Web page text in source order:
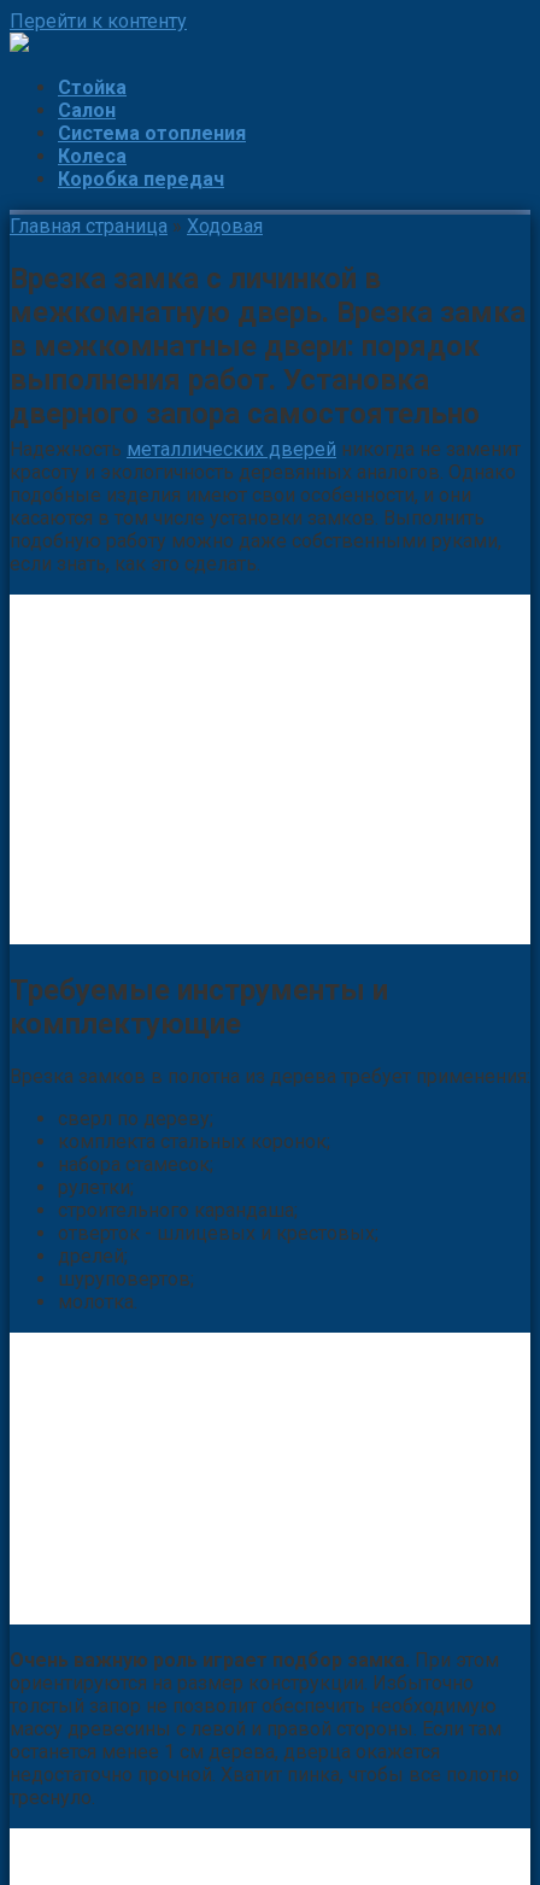
Перейти к контенту
Стойка
Салон
Система отопления
Колеса
Коробка передач
Главная страница » Ходовая
Врезка замка с личинкой в
межкомнатную дверь. Врезка замка
в межкомнатные двери: порядок
выполнения работ. Установка
дверного запора самостоятельно
Надежность металлических дверей никогда не заменит
красоту и экологичность деревянных аналогов. Однако
подобные изделия имеют свои особенности, и они
касаются в том числе установки замков. Выполнить
подобную работу можно даже собственными руками,
если знать, как это сделать.
Требуемые инструменты и
комплектующие
Врезка замков в полотна из дерева требует применения:
сверл по дереву;
комплекта стальных коронок;
набора стамесок;
рулетки;
строительного карандаша;
отверток - шлицевых и крестовых;
дрелей;
шуруповертов;
молотка.
Очень важную роль играет подбор замка. При этом
ориентируются на размер конструкции. Избыточно
толстый запор не позволит обеспечить необходимую
массу древесины с левой и правой стороны. Если там
останется менее 1 см дерева, дверца окажется
недостаточно прочной. Хватит пинка, чтобы все полотно
треснуло.